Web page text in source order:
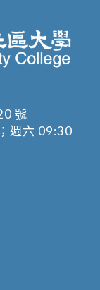
號
週六 09:30